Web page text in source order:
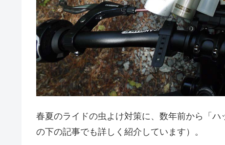
春夏のライドの虫よけ対策に、数年前から「
の下の記事でも詳しく紹介しています）。